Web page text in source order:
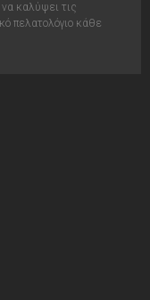
να καλύψει τις
πελατολόγιο κάθε